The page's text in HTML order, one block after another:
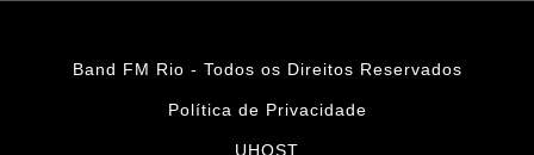
Band FM Rio - Todos os Direitos Reservados
Política de Privacidade
UHOST